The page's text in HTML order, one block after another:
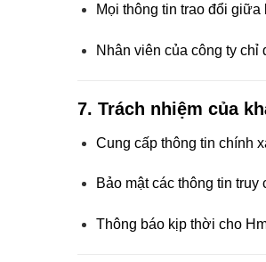
Mọi thông tin trao đổi
Nhân viên của công ty chỉ
7. Trách nhiệm của
Cung cấp thông tin chính
Bảo mật các thông tin
Thông báo kịp thời cho